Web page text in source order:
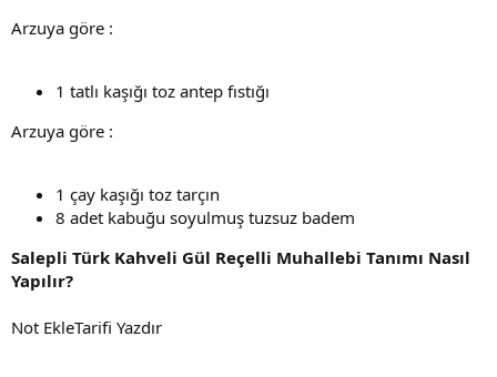
Arzuya göre :
1 tatlı kaşığı toz antep fıstığı
Arzuya göre :
1 çay kaşığı toz tarçın
8 adet kabuğu soyulmuş tuzsuz badem
Salepli Türk Kahveli Gül Reçelli Muhallebi Tanımı Nasıl
Yapılır?
Not EkleTarifi Yazdır